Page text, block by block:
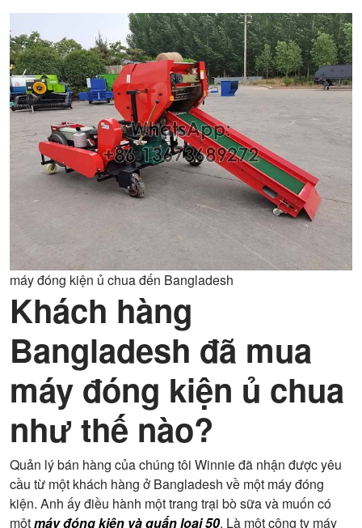
máy đóng kiện ủ chua đến Bangladesh
Khách hàng
Bangladesh đã mua
máy đóng kiện ủ chua
như thế nào?
Quản lý bán hàng của chúng tôi Winnie đã nhận được yêu
cầu từ một khách hàng ở Bangladesh về một máy đóng
kiện. Anh ấy điều hành một trang trại bò sữa và muốn có
mộtmáy đóng kiện và quấn loại 50. Là một công ty máy